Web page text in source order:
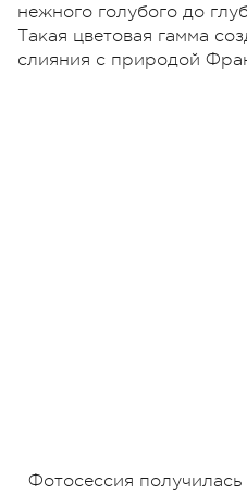
нежного голубого до
Такая цветовая гамма
слияния с природой
Фотосессия